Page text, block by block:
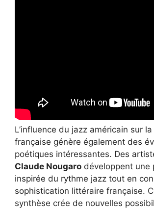
L’influence du jazz américain sur
française génère également des
poétiques intéressantes. Des
Claude Nougaro développent une
inspirée du rythme jazz tout en
sophistication littéraire française.
synthèse crée de nouvelles